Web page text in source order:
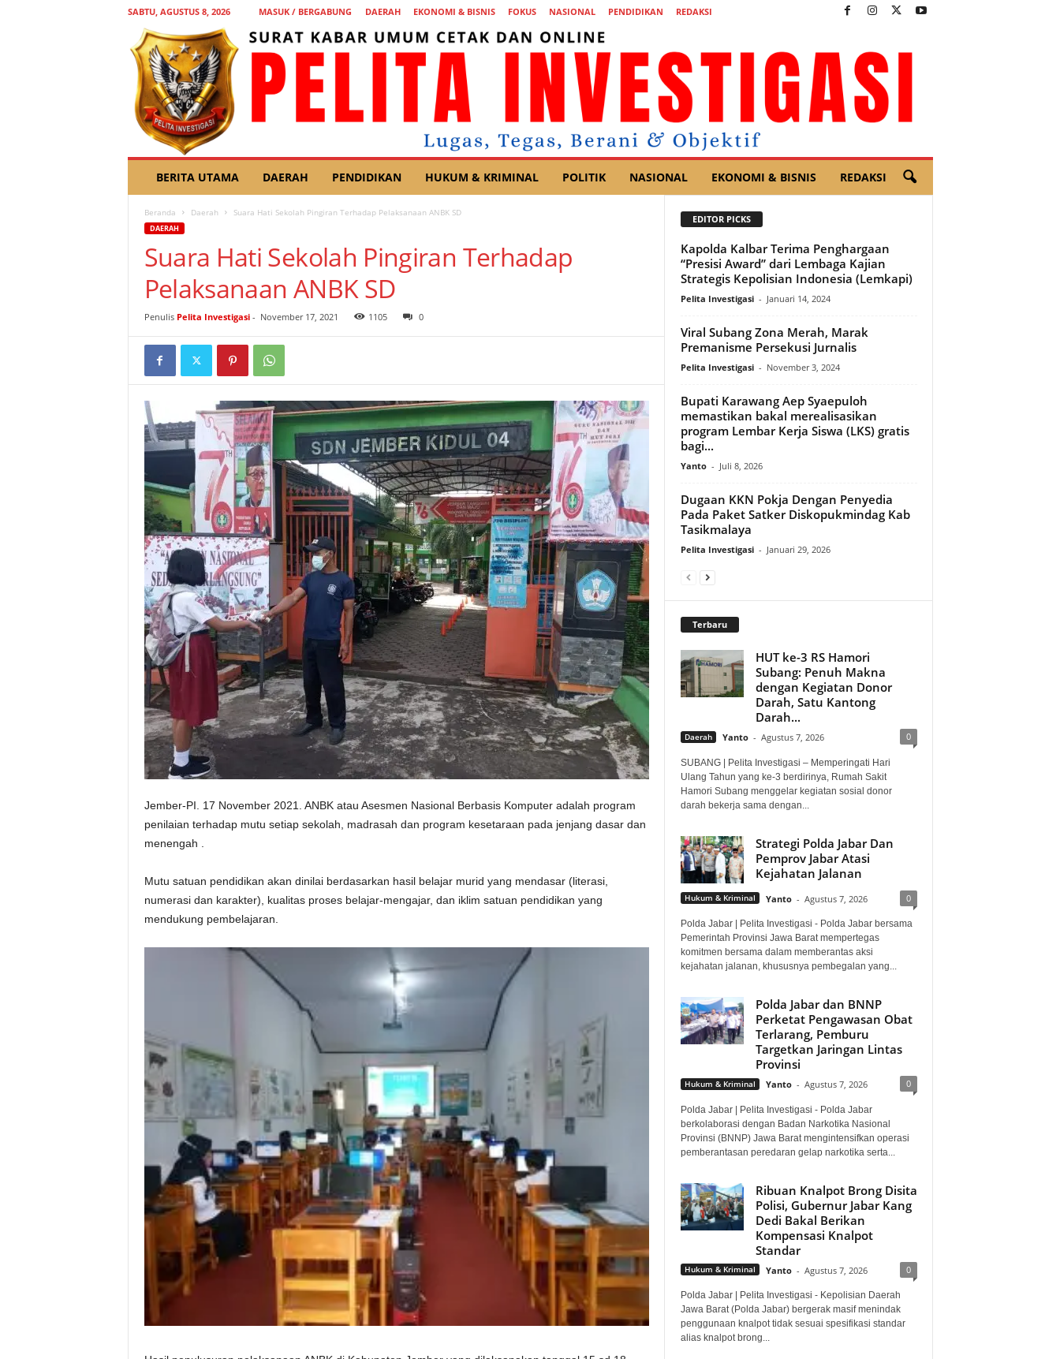
SABTU, AGUSTUS 8, 2026 MASUK / BERGABUNG DAERAH EKONOMI & BISNIS FOKUS NASIONAL PENDIDIKAN REDAKSI
L
BERITA UTAMA DAERAH PENDIDIKAN HUKUM & KRIMINAL POLITIK NASIONAL EKONOMI & BISNIS REDAKSI
Beranda Daerah Suara Hati Sekolah Pingiran Terhadap Pelaksanaan ANBK SD
DAERAH
Suara Hati Sekolah Pingiran Terhadap
Pelaksanaan ANBK SD
Penulis Pelita Investigasi- November 17, 2021 1105 0
Jember-PI. 17 November 2021. ANBK atau Asesmen Nasional Berbasis Komputer adalah program
penilaian terhadap mutu setiap sekolah, madrasah dan program kesetaraan pada jenjang dasar dan
menengah .
Mutu satuan pendidikan akan dinilai berdasarkan hasil belajar murid yang mendasar (literasi,
numerasi dan karakter), kualitas proses belajar-mengajar, dan iklim satuan pendidikan yang
mendukung pembelajaran.
EDITOR PICKS
Kapolda Kalbar Terima Penghargaan
“Presisi Award” dari Lembaga Kajian
Strategis Kepolisian Indonesia (Lemkapi)
Pelita Investigasi - Januari 14, 2024
Viral Subang Zona Merah, Marak
Premanisme Persekusi Jurnalis
Pelita Investigasi - November 3, 2024
Bupati Karawang Aep Syaepuloh
memastikan bakal merealisasikan
program Lembar Kerja Siswa (LKS) gratis
bagi...
Yanto - Juli 8, 2026
Dugaan KKN Pokja Dengan Penyedia
Pada Paket Satker Diskopukmindag Kab
Tasikmalaya
Pelita Investigasi - Januari 29, 2026
Terbaru
HUT ke-3 RS Hamori
Subang: Penuh Makna
dengan Kegiatan Donor
Darah, Satu Kantong
Darah...
Daerah Yanto - Agustus 7, 2026 0
SUBANG | Pelita Investigasi – Memperingati Hari
Ulang Tahun yang ke-3 berdirinya, Rumah Sakit
Hamori Subang menggelar kegiatan sosial donor
darah bekerja sama dengan...
Strategi Polda Jabar Dan
Pemprov Jabar Atasi
Kejahatan Jalanan
Hukum & Kriminal Yanto - Agustus 7, 2026 0
Polda Jabar | Pelita Investigasi - Polda Jabar bersama
Pemerintah Provinsi Jawa Barat mempertegas
komitmen bersama dalam memberantas aksi
kejahatan jalanan, khususnya pembegalan yang...
Polda Jabar dan BNNP
Perketat Pengawasan Obat
Terlarang, Pemburu
Targetkan Jaringan Lintas
Provinsi
Hukum & Kriminal Yanto - Agustus 7, 2026 0
Polda Jabar | Pelita Investigasi - Polda Jabar
berkolaborasi dengan Badan Narkotika Nasional
Provinsi (BNNP) Jawa Barat mengintensifkan operasi
pemberantasan peredaran gelap narkotika serta...
Ribuan Knalpot Brong Disita
Polisi, Gubernur Jabar Kang
Dedi Bakal Berikan
Kompensasi Knalpot
Standar
Hukum & Kriminal Yanto - Agustus 7, 2026 0
Polda Jabar | Pelita Investigasi - Kepolisian Daerah
Jawa Barat (Polda Jabar) bergerak masif menindak
penggunaan knalpot tidak sesuai spesifikasi standar
alias knalpot brong...